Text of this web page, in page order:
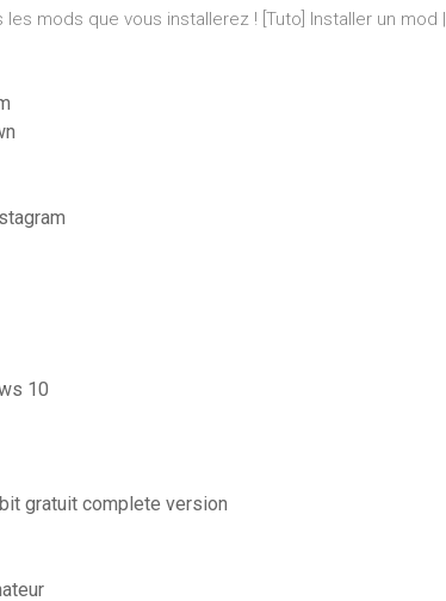
mods que vous installerez ! [Tuto] Installer un mod |
10
gratuit complete version